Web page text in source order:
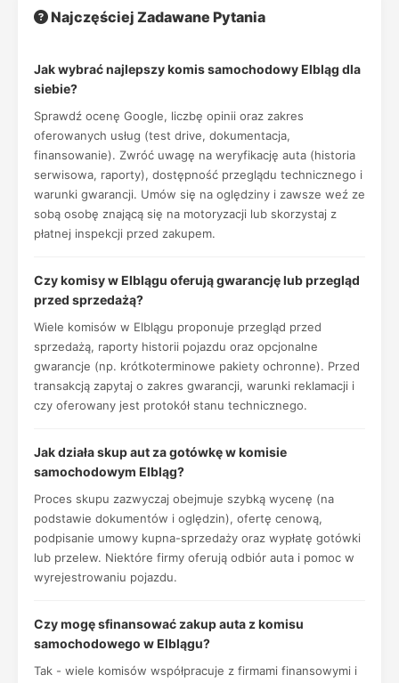
Najczęściej Zadawane Pytania
Jak wybrać najlepszy komis samochodowy Elbląg dla
siebie?
Sprawdź ocenę Google, liczbę opinii oraz zakres
oferowanych usług (test drive, dokumentacja,
finansowanie). Zwróć uwagę na weryfikację auta (historia
serwisowa, raporty), dostępność przeglądu technicznego i
warunki gwarancji. Umów się na oględziny i zawsze weź ze
sobą osobę znającą się na motoryzacji lub skorzystaj z
płatnej inspekcji przed zakupem.
Czy komisy w Elblągu oferują gwarancję lub przegląd
przed sprzedażą?
Wiele komisów w Elblągu proponuje przegląd przed
sprzedażą, raporty historii pojazdu oraz opcjonalne
gwarancje (np. krótkoterminowe pakiety ochronne). Przed
transakcją zapytaj o zakres gwarancji, warunki reklamacji i
czy oferowany jest protokół stanu technicznego.
Jak działa skup aut za gotówkę w komisie
samochodowym Elbląg?
Proces skupu zazwyczaj obejmuje szybką wycenę (na
podstawie dokumentów i oględzin), ofertę cenową,
podpisanie umowy kupna-sprzedaży oraz wypłatę gotówki
lub przelew. Niektóre firmy oferują odbiór auta i pomoc w
wyrejestrowaniu pojazdu.
Czy mogę sfinansować zakup auta z komisu
samochodowego w Elblągu?
Tak - wiele komisów współpracuje z firmami finansowymi i